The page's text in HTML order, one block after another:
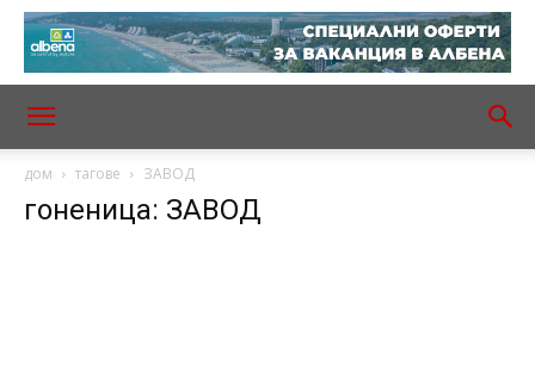
дом тагове ЗАВОД
гоненица: ЗАВОД